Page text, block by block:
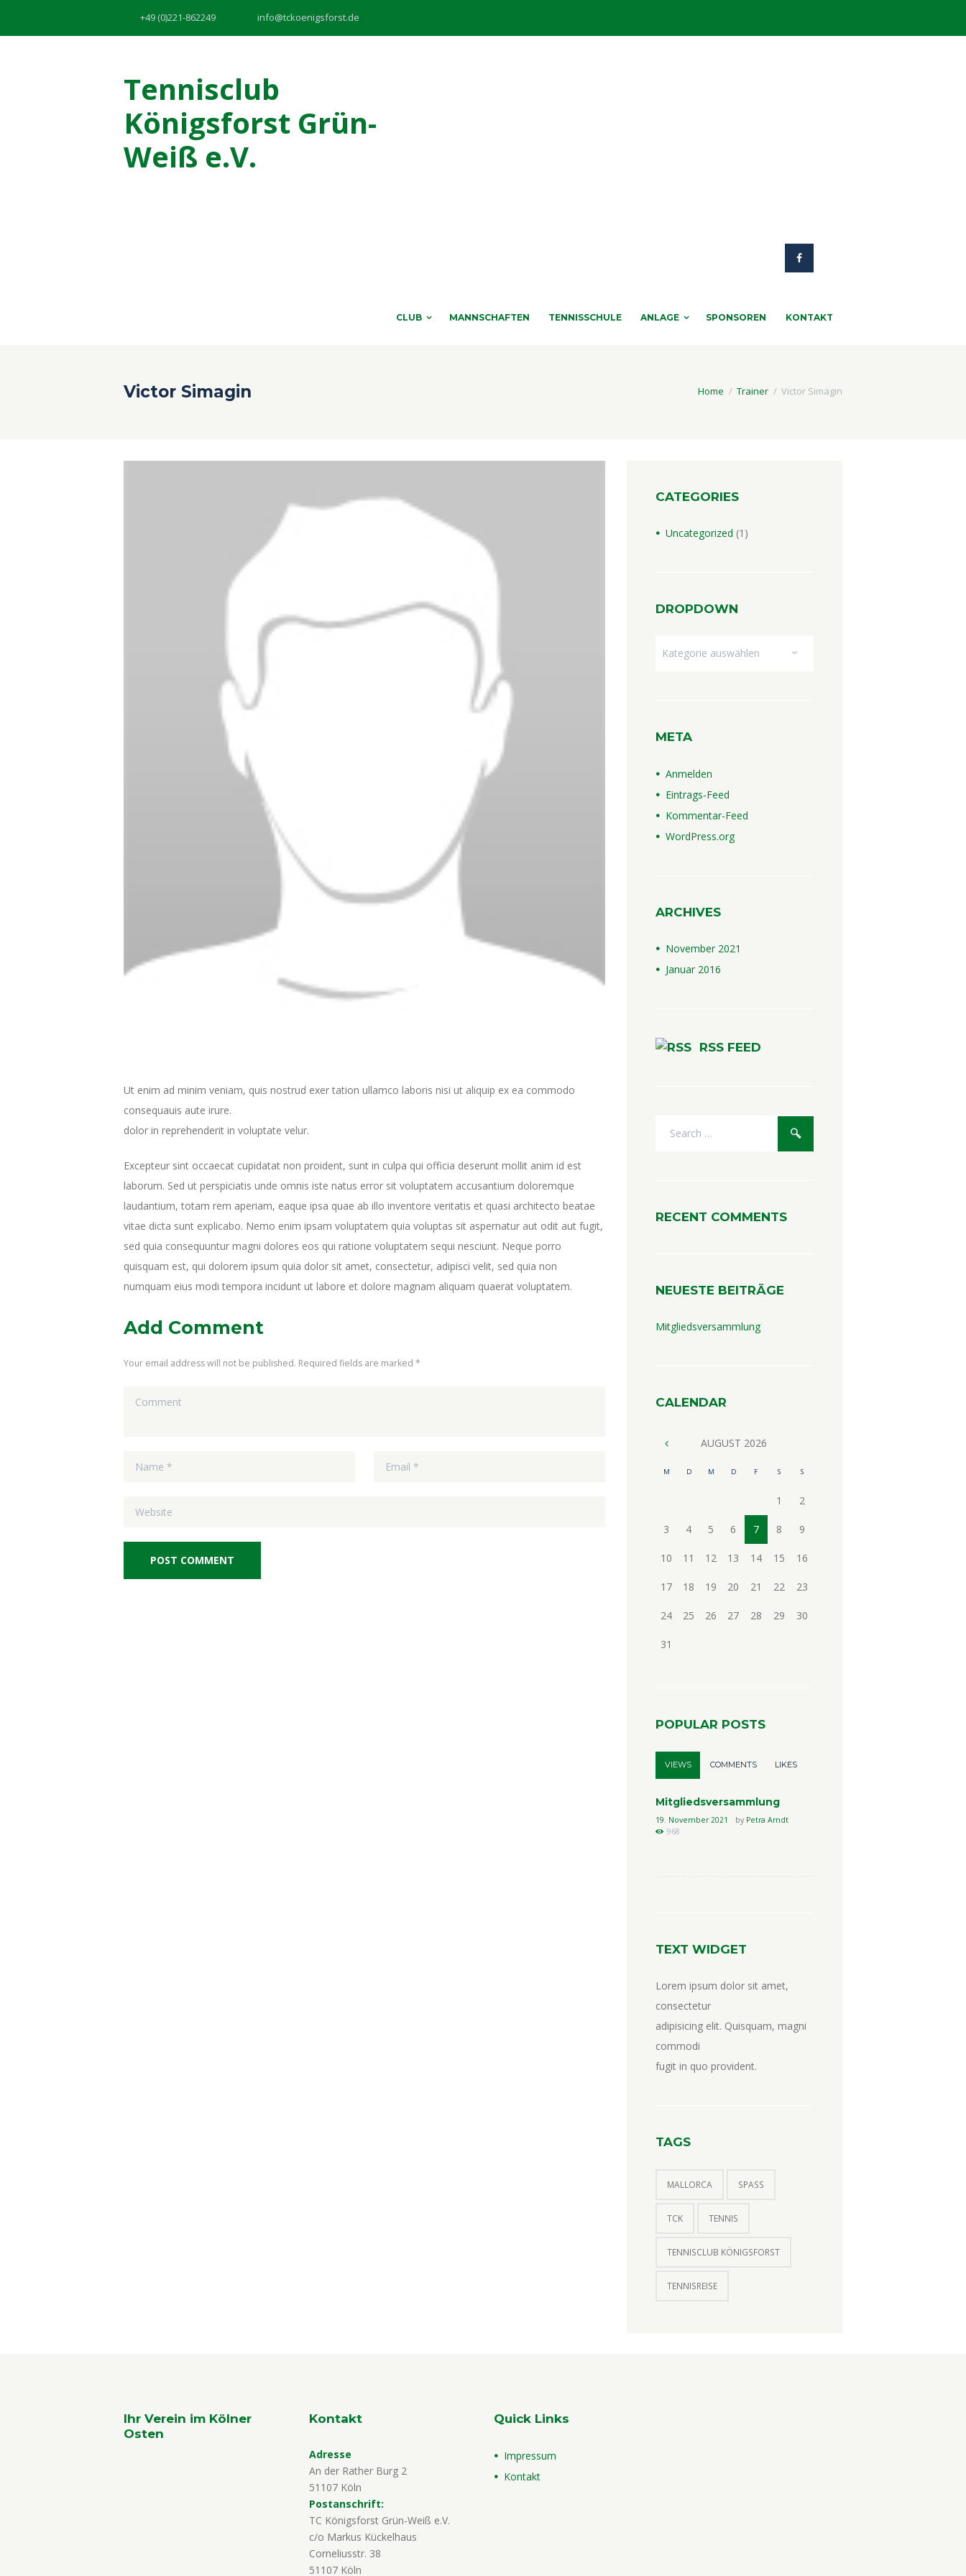
+49 (0)221-862249 info@tckoenigsforst.de
Tennisclub
Königsforst Grün-
Weiß e.V.
CLUB MANNSCHAFTEN TENNISSCHULE ANLAGE SPONSOREN KONTAKT
Victor Simagin Home Trainer Victor Simagin
Ut enim ad minim veniam, quis nostrud exer tation ullamco laboris nisi ut aliquip ex ea commodo
consequauis aute irure.
dolor in reprehenderit in voluptate velur.
Excepteur sint occaecat cupidatat non proident, sunt in culpa qui officia deserunt mollit anim id est
laborum. Sed ut perspiciatis unde omnis iste natus error sit voluptatem accusantium doloremque
laudantium, totam rem aperiam, eaque ipsa quae ab illo inventore veritatis et quasi architecto beatae
vitae dicta sunt explicabo. Nemo enim ipsam voluptatem quia voluptas sit aspernatur aut odit aut fugit,
sed quia consequuntur magni dolores eos qui ratione voluptatem sequi nesciunt. Neque porro
quisquam est, qui dolorem ipsum quia dolor sit amet, consectetur, adipisci velit, sed quia non
numquam eius modi tempora incidunt ut labore et dolore magnam aliquam quaerat voluptatem.
Add Comment
Your email address will not be published. Required fields are marked *
CATEGORIES
Uncategorized (1)
DROPDOWN
META
Anmelden
Eintrags-Feed
Kommentar-Feed
WordPress.org
ARCHIVES
November 2021
Januar 2016
RSS FEED
RECENT COMMENTS
NEUESTE BEITRÄGE
Mitgliedsversammlung
CALENDAR
AUGUST 2026
M D M D F S S
1 2
3 4 5 6 7 8 9
10 11 12 13 14 15 16
17 18 19 20 21 22 23
24 25 26 27 28 29 30
31
POPULAR POSTS
VIEWS COMMENTS LIKES
Mitgliedsversammlung
19. November 2021 by Petra Arndt
968
TEXT WIDGET
Lorem ipsum dolor sit amet,
consectetur
adipisicing elit. Quisquam, magni
commodi
fugit in quo provident.
TAGS
MALLORCA SPASS
TCK TENNIS
TENNISCLUB KÖNIGSFORST
TENNISREISE
Ihr Verein im Kölner
Osten
Kontakt
Adresse
An der Rather Burg 2
51107 Köln
Postanschrift:
TC Königsforst Grün-Weiß e.V.
c/o Markus Kückelhaus
Corneliusstr. 38
51107 Köln
Quick Links
Impressum
Kontakt